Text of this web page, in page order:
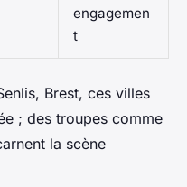
engagemen
t
Brest, ces villes
; des troupes comme
la scène